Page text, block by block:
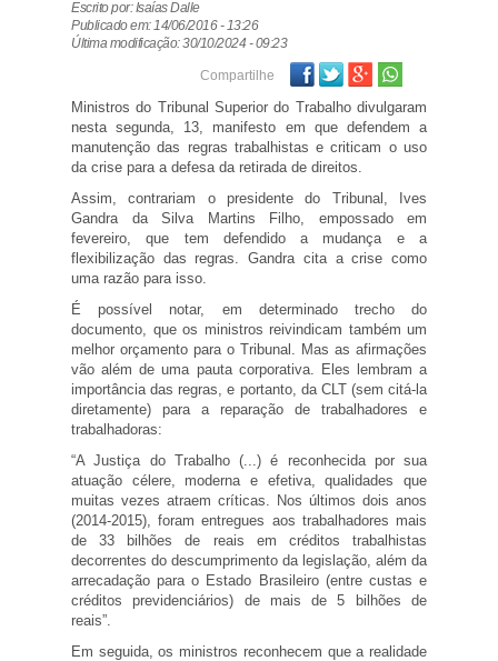
Escrito por: Isaías Dalle
Publicado em: 14/06/2016 - 13:26
Última modificação: 30/10/2024 - 09:23
Compartilhe Facebook
TwitterGoogle Plus
Ministros do Tribunal Superior do Trabalho divulgaram
nesta segunda, 13, manifesto em que defendem a
manutenção das regras trabalhistas e criticam o uso
da crise para a defesa da retirada de direitos.
Assim, contrariam o presidente do Tribunal, Ives
Gandra da Silva Martins Filho, empossado em
fevereiro, que tem defendido a mudança e a
flexibilização das regras. Gandra cita a crise como
uma razão para isso.
É possível notar, em determinado trecho do
documento, que os ministros reivindicam também um
melhor orçamento para o Tribunal. Mas as afirmações
vão além de uma pauta corporativa. Eles lembram a
importância das regras, e portanto, da CLT (sem citá-la
diretamente) para a reparação de trabalhadores e
trabalhadoras:
“A Justiça do Trabalho (...) é reconhecida por sua
atuação célere, moderna e efetiva, qualidades que
muitas vezes atraem críticas. Nos últimos dois anos
(2014-2015), foram entregues aos trabalhadores mais
de 33 bilhões de reais em créditos trabalhistas
decorrentes do descumprimento da legislação, além da
arrecadação para o Estado Brasileiro (entre custas e
créditos previdenciários) de mais de 5 bilhões de
reais”.
Em seguida, os ministros reconhecem que a realidade